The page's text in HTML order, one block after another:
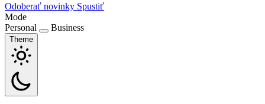
Odoberať novinky Spustiť
Mode
Personal
Business
Theme